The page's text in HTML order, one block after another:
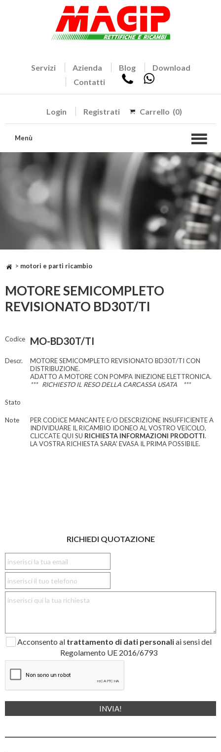
Servizi Azienda Blog
Download
Contatti
Login Registrati Carrello (0)
Menù
> motori e parti ricambio
MOTORE SEMICOMPLETO
REVISIONATO BD30T/TI
Codice MO-BD30T/TI
Descr.
MOTORE SEMICOMPLETO REVISIONATO BD30T/TI CON
DISTRIBUZIONE.
ADATTO A MOTORE CON POMPA INIEZIONE ELETTRONICA.
*** RICHIESTO IL RESO DELLA CARCASSA USATA ***
Stato
Note
PER CODICE MANCANTE E/O DESCRIZIONE INSUFFICIENTE A
INDIVIDUARE IL RICAMBIO IDONEO AL VOSTRO VEICOLO,
CLICCATE QUI SU RICHIESTA INFORMAZIONI PRODOTTI.
LA VOSTRA RICHIESTA SARA' EVASA IL PRIMA POSSIBILE.
RICHIEDI QUOTAZIONE
Acconsento al trattamento di dati personaliai sensi del
Regolamento UE 2016/6793